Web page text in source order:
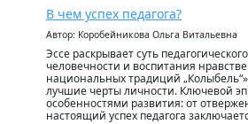
В чем успех педагога?
Автор: Коробейникова Ольга Витальевна
Эссе раскрывает суть
человечности и воспитания
национальных традиций
лучшие черты личности. Ключевой
особенностями развития: от
настоящий успех педагога